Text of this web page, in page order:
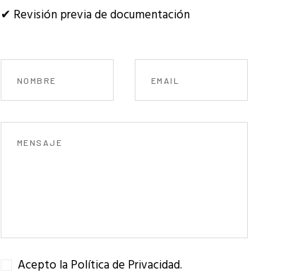
✔ Revisión previa de documentación
Acepto la Política de Privacidad.